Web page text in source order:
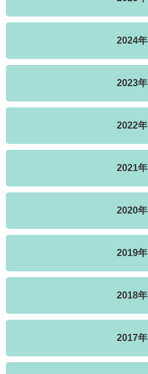
2024年
2023年
2022年
2021年
2020年
2019年
2018年
2017年